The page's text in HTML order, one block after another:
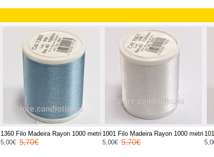
1360 Filo Madeira Rayon 1000 metri
5,00€ 5,70€
1001 Filo Madeira Rayon 1000 metri
5,00€ 5,70€